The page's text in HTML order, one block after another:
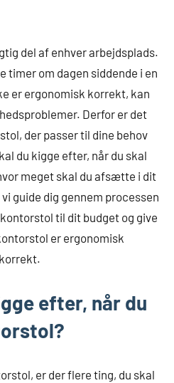
del af enhver arbejdsplads.
timer om dagen siddende i en
er ergonomisk korrekt, kan
Derfor er det
der passer til dine behov
du kigge efter, når du skal
meget skal du afsætte i dit
guide dig gennem processen
til dit budget og give
er ergonomisk
efter, når du
er der flere ting, du skal